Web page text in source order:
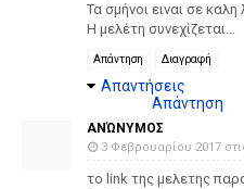
Τα σμήνοι ειναι σε καλη
Η μελέτη συνεχίζεται...
Απάντηση Διαγραφή
Απαντήσεις
Απάντηση
ΑΝΏΝΥΜΟΣ
3 Φεβρουαρίου 2017
το link της μελετης